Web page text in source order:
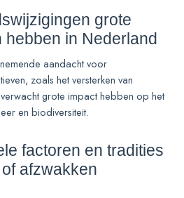
grote
hebben in Nederland
aandacht voor
zoals het versterken van
grote impact hebben op het
en biodiversiteit.
factoren en tradities
afzwakken